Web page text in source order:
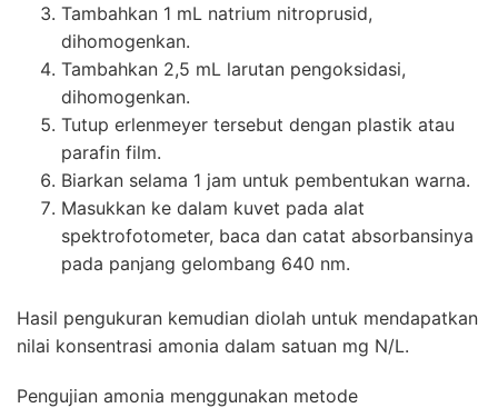
Tambahkan 1 mL natrium nitroprusid,
dihomogenkan.
Tambahkan 2,5 mL larutan pengoksidasi,
dihomogenkan.
Tutup erlenmeyer tersebut dengan plastik atau
parafin film.
Biarkan selama 1 jam untuk pembentukan warna.
Masukkan ke dalam kuvet pada alat
spektrofotometer, baca dan catat absorbansinya
pada panjang gelombang 640 nm.
Hasil pengukuran kemudian diolah untuk mendapatkan
nilai konsentrasi amonia dalam satuan mg N/L.
Pengujian amonia menggunakan metode